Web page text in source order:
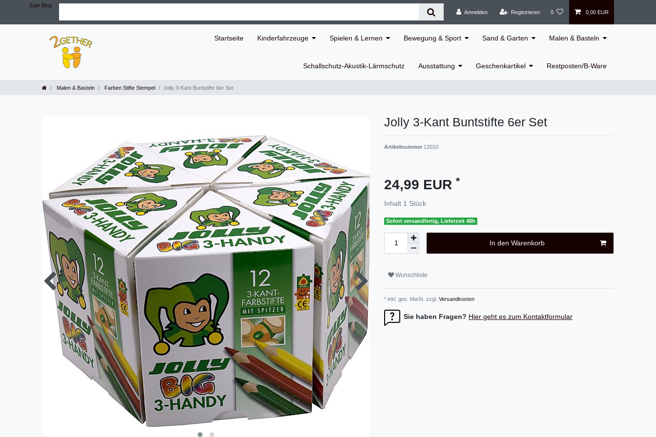
Zum Blog
Anmelden
Registrieren 0 0,00 EUR
Startseite Kinderfahrzeuge Spielen & Lernen Bewegung & Sport Sand & Garten Malen & Basteln
Schallschutz-Akustik-Lärmschutz Ausstattung Geschenkartikel Restposten/B-Ware
Malen & Basteln Farben Stifte Stempel Jolly 3-Kant Buntstifte 6er Set
Jolly 3-Kant Buntstifte 6er Set
Artikelnummer 12010
24,99 EUR *
Inhalt 1 Stück
Sofort versandfertig, Lieferzeit 48h
In den Warenkorb
Wunschliste
* inkl. ges. MwSt. zzgl. Versandkosten
Sie haben Fragen? Hier geht es zum Kontaktformular